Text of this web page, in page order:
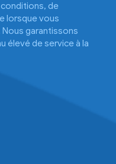
de
lorsque vous
garantissons
élevé de service à la